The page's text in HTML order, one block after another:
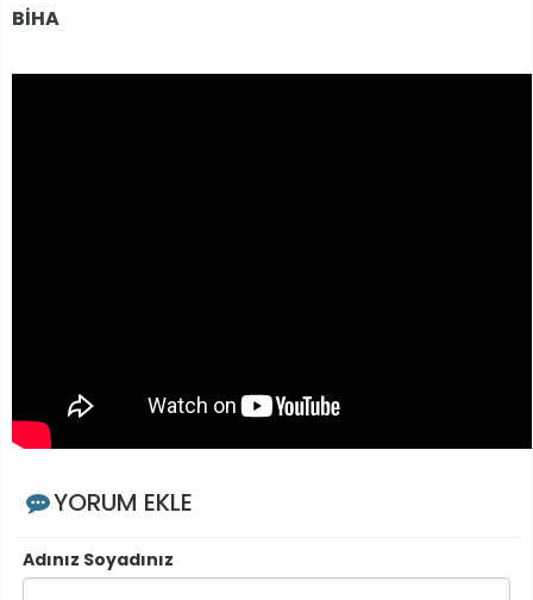
BİHA
YORUM EKLE
Adınız Soyadınız